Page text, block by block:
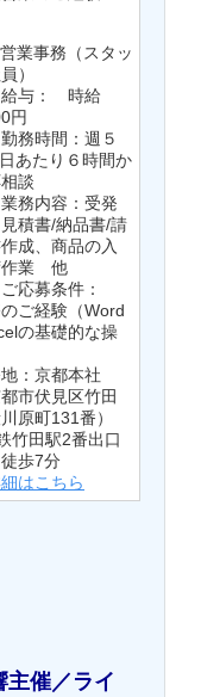
業事務（スタッ
）
： 時給
円
時間：週５
あたり６時間か
談
内容：受発
積書/納品書/請
成、商品の入
作業 他
募条件：
ご経験（Word
の基礎的な操
：京都本社
都市伏見区竹田
原町131番）
竹田駅2番出口
歩7分
はこちら
主催／ライ